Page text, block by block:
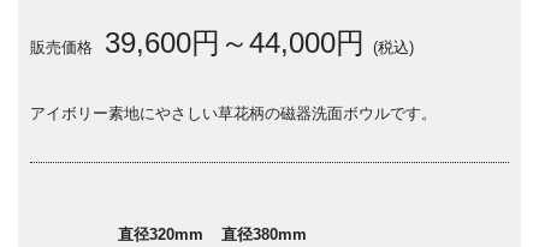
販売価格 39,600円～44,000円 (税込)
アイボリー素地にやさしい草花柄の磁器洗面ボウルです。
直径320mm
直径380mm